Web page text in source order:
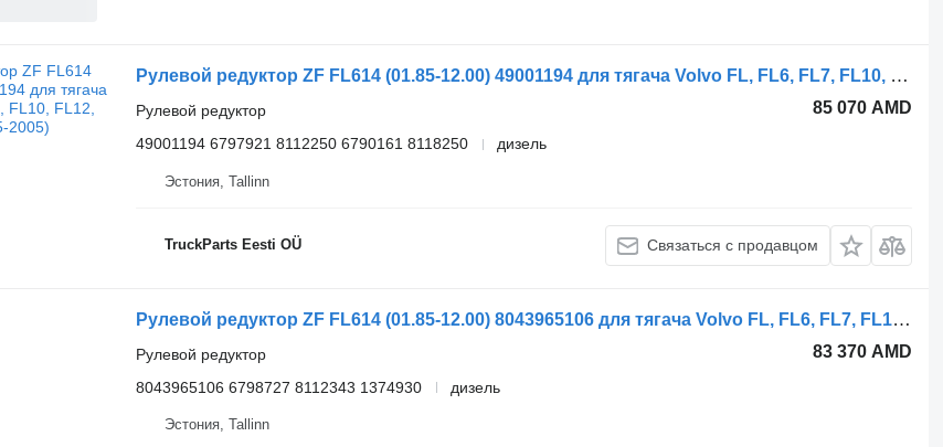
Рулевой редуктор ZF FL614 (01.85-12.00) 49001194 для тягача Volvo FL, FL6, FL7, FL10, FL12, FS718 (1985-2005)
85 070 AMD
Рулевой редуктор
49001194 6797921 8112250 6790161 8118250
дизель
Эстония, Tallinn
TruckParts Eesti OÜ Связаться с продавцом
Рулевой редуктор ZF FL614 (01.85-12.00) 8043965106 для тягача Volvo FL, FL6, FL7, FL10, FL12, FS718 (1985-2005)
83 370 AMD
Рулевой редуктор
8043965106 6798727 8112343 1374930
дизель
Эстония, Tallinn